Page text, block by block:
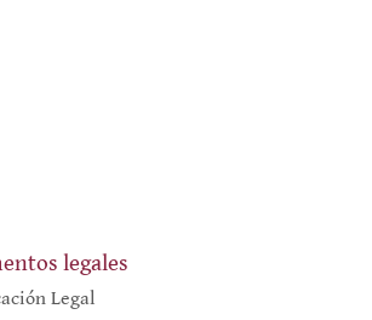
legales
Legal